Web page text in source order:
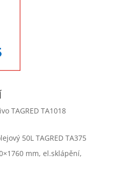
TAGRED TA1018
50L TAGRED TA375
mm, el.sklápění,